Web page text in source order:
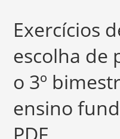
Exercícios
escolha de
o 3º
ensino